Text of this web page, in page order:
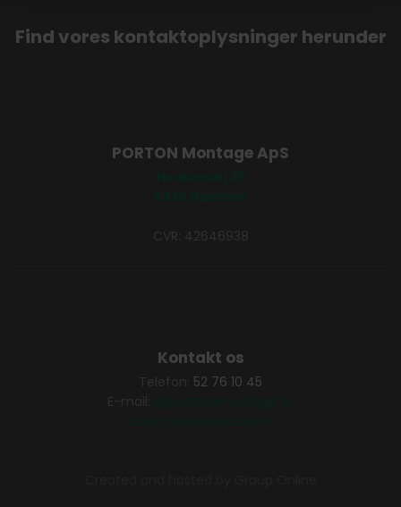
Find vores kontaktoplysninger herunder
PORTON Montage ApS
CVR: 42646938
Kontakt os
Telefon: 52 76 10 45
E-mail: